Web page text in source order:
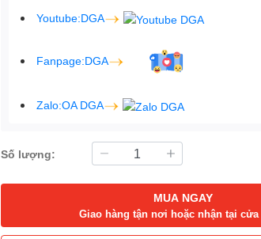
Youtube:DGA
Fanpage:DGA
Zalo:OA DGA
Số lượng:
MUA NGAY
Giao hàng tận nơi hoặc nhận tại cửa